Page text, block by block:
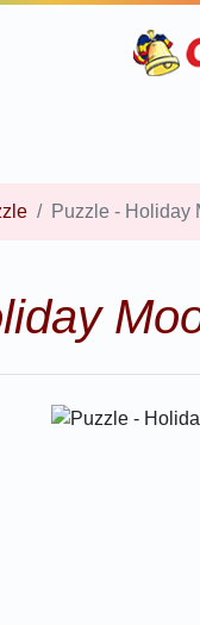
Puzzle - Holiday